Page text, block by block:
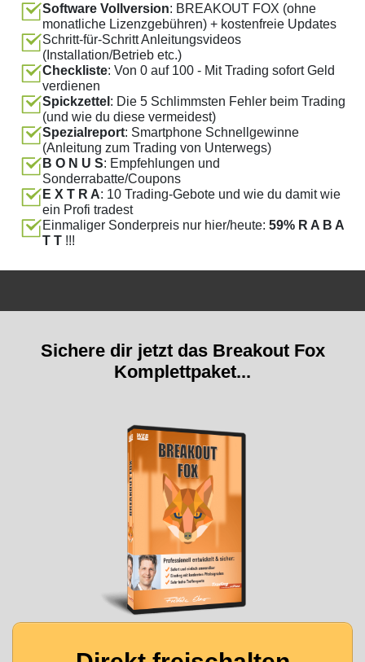
Software Vollversion: BREAKOUT FOX (ohne
monatliche Lizenzgebühren) + kostenfreie Updates
Schritt-für-Schritt Anleitungsvideos
(Installation/Betrieb etc.)
Checkliste: Von 0 auf 100 - Mit Trading sofort Geld
verdienen
Spickzettel : Die 5 Schlimmsten Fehler beim Trading
(und wie du diese vermeidest)
Spezialreport: Smartphone Schnellgewinne
(Anleitung zum Trading von Unterwegs)
B O N U S: Empfehlungen und
Sonderrabatte/Coupons
E X T R A: 10 Trading-Gebote und wie du damit wie
ein Profi tradest
Einmaliger Sonderpreis nur hier/heute: 59% R A B A
T T!!!
Sichere dir jetzt das Breakout Fox
Komplettpaket...